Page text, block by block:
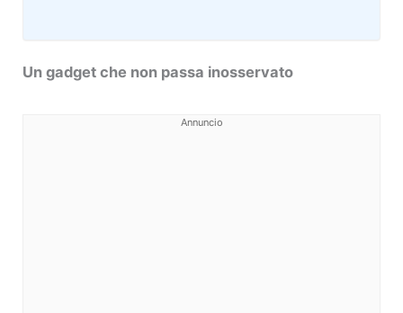
Un gadget che non passa inosservato
Annuncio